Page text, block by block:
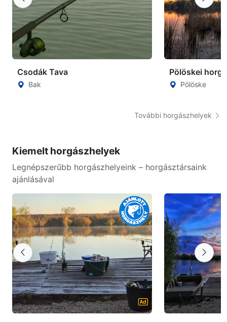
Csodák Tava
Bak
Pölöskei
Pölöske
További horgászhelyek
Kiemelt horgászhelyek
Legnépszerűbb horgászhelyeink – horgásztársaink
ajánlásával